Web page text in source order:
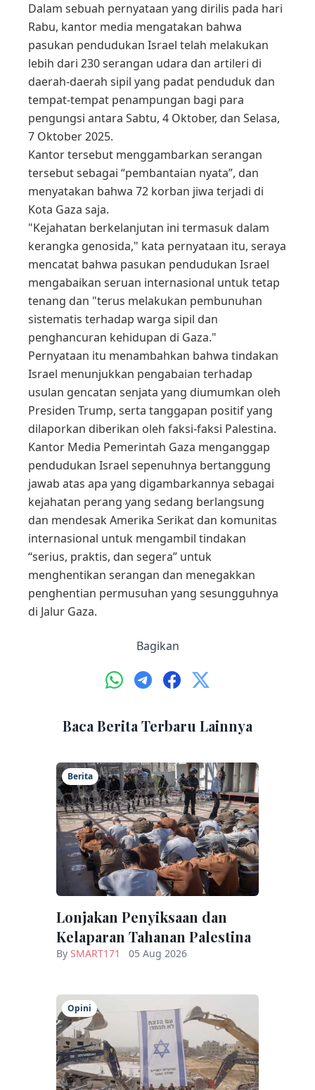
Dalam sebuah pernyataan yang dirilis pada hari
Rabu, kantor media mengatakan bahwa
pasukan pendudukan Israel telah melakukan
lebih dari 230 serangan udara dan artileri di
daerah-daerah sipil yang padat penduduk dan
tempat-tempat penampungan bagi para
pengungsi antara Sabtu, 4 Oktober, dan Selasa,
7 Oktober 2025.
Kantor tersebut menggambarkan serangan
tersebut sebagai “pembantaian nyata”, dan
menyatakan bahwa 72 korban jiwa terjadi di
Kota Gaza saja.
"Kejahatan berkelanjutan ini termasuk dalam
kerangka genosida," kata pernyataan itu, seraya
mencatat bahwa pasukan pendudukan Israel
mengabaikan seruan internasional untuk tetap
tenang dan "terus melakukan pembunuhan
sistematis terhadap warga sipil dan
penghancuran kehidupan di Gaza."
Pernyataan itu menambahkan bahwa tindakan
Israel menunjukkan pengabaian terhadap
usulan gencatan senjata yang diumumkan oleh
Presiden Trump, serta tanggapan positif yang
dilaporkan diberikan oleh faksi-faksi Palestina.
Kantor Media Pemerintah Gaza menganggap
pendudukan Israel sepenuhnya bertanggung
jawab atas apa yang digambarkannya sebagai
kejahatan perang yang sedang berlangsung
dan mendesak Amerika Serikat dan komunitas
internasional untuk mengambil tindakan
“serius, praktis, dan segera” untuk
menghentikan serangan dan menegakkan
penghentian permusuhan yang sesungguhnya
di Jalur Gaza.
Bagikan
Baca Berita Terbaru Lainnya
Berita
Lonjakan Penyiksaan dan
Kelaparan Tahanan Palestina
By SMART171 05 Aug 2026
Opini